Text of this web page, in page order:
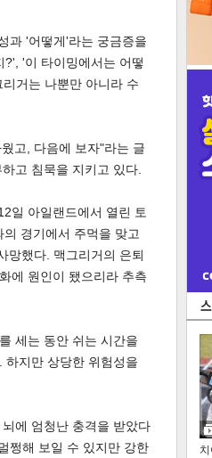
과 '어떻게'라는 궁금증을
'이 타이밍에서는 어떻
거는 나뿐만 아니라 수
고, 다음에 보자"라는 글
고 침묵을 지키고 있다.
일 아일랜드에서 열린 토
경기에서 주먹을 맞고
망했다. 맥그리거의 은퇴
에 원인이 됐으리라 추측
세는 동안 쉬는 시간을
하지만 상당한 위험성을
에 엄청난 충격을 받았다
쩡해 보일 수 있지만 강한